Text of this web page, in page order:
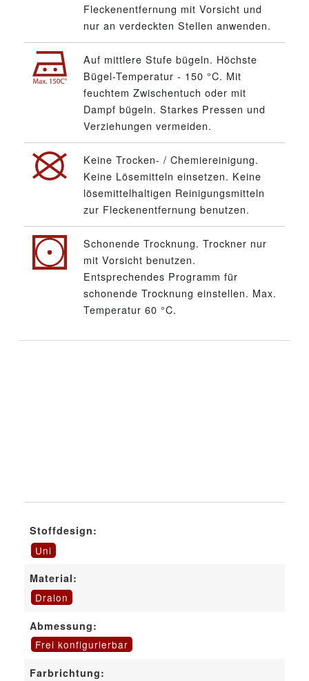
Fleckenentfernung mit Vorsicht und
nur an verdeckten Stellen anwenden.
Auf mittlere Stufe bügeln. Höchste
Bügel-Temperatur - 150 °C. Mit
feuchtem Zwischentuch oder mit
Dampf bügeln. Starkes Pressen und
Verziehungen vermeiden.
Keine Trocken- / Chemiereinigung.
Keine Lösemitteln einsetzen. Keine
lösemittelhaltigen Reinigungsmitteln
zur Fleckenentfernung benutzen.
Schonende Trocknung. Trockner nur
mit Vorsicht benutzen.
Entsprechendes Programm für
schonende Trocknung einstellen. Max.
Temperatur 60 °C.
Stoffdesign:
Uni
Material:
Dralon
Abmessung:
Frei konfigurierbar
Farbrichtung: